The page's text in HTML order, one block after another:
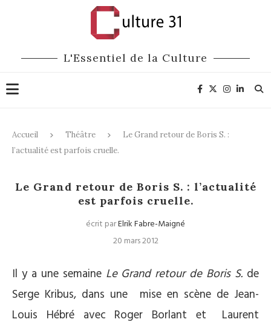
L'Essentiel de la Culture
Accueil Théâtre
Le Grand retour de Boris S. :
l’actualité est parfois cruelle.
Le Grand retour de Boris S. : l’actualité
est parfois cruelle.
écrit parElrik Fabre-Maigné
20 mars 2012
Il y a une semaine Le Grand retour de Boris S. de
Serge Kribus, dans une mise en scène de Jean-
Louis Hébré avec Roger Borlant et Laurent